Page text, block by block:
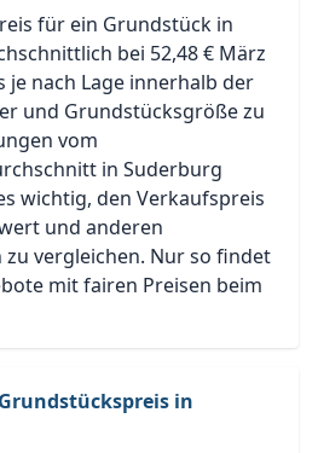
für ein Grundstück in
bei 52,48 € März
je nach Lage innerhalb der
und Grundstücksgröße zu
vom
in Suderburg
wichtig, den Verkaufspreis
und anderen
vergleichen. Nur so findet
mit fairen Preisen beim
in